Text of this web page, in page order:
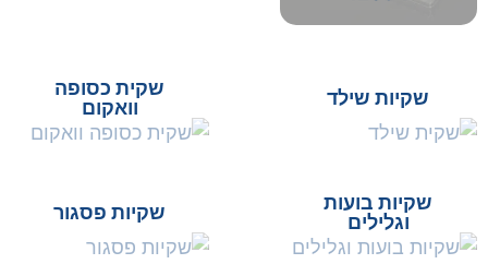
שקיות שילד
שקית כסופה
וואקום
שקיות בועות
וגלילים
שקיות פסגור